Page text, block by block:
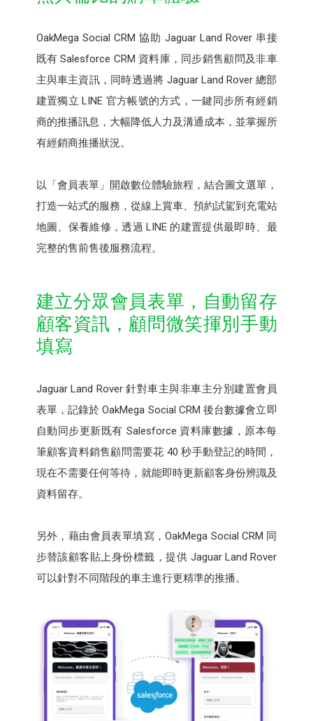
OakMega Social CRM 協助 Jaguar Land Rover 串接
既有 Salesforce CRM 資料庫，同步銷售顧問及非車
主與車主資訊，同時透過將 Jaguar Land Rover 總部
建置獨立 LINE 官方帳號的方式，一鍵同步所有經銷
商的推播訊息，大幅降低人力及溝通成本，並掌握所
有經銷商推播狀況。
以「會員表單」開啟數位體驗旅程，結合圖文選單，
打造一站式的服務，從線上賞車、預約試駕到充電站
地圖、保養維修，透過 LINE 的建置提供最即時、最
完整的售前售後服務流程。
建立分眾會員表單，自動留存
顧客資訊，顧問微笑揮別手動
填寫
Jaguar Land Rover 針對車主與非車主分別建置會員
表單，記錄於 OakMega Social CRM 後台數據會立即
自動同步更新既有 Salesforce 資料庫數據，原本每
筆顧客資料銷售顧問需要花 40 秒手動登記的時間，
現在不需要任何等待，就能即時更新顧客身份辨識及
資料留存。
另外，藉由會員表單填寫，OakMega Social CRM 同
步替該顧客貼上身份標籤，提供 Jaguar Land Rover
可以針對不同階段的車主進行更精準的推播。